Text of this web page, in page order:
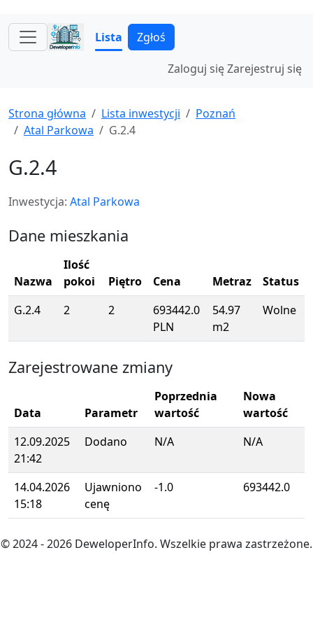
Lista Zgłoś
Zaloguj sięZarejestruj się
Strona główna Lista inwestycji
Poznań
Atal Parkowa
G.2.4
G.2.4
Inwestycja: Atal Parkowa
Dane mieszkania
Nazwa
Ilość
pokoi
Piętro Cena Metraz
Status
G.2.4
2 2
693442.0
PLN
54.97
m2
Wolne
Zarejestrowane zmiany
Data Parametr
Poprzednia
wartość
Nowa
wartość
12.09.2025
21:42
Dodano N/A N/A
14.04.2026
15:18
Ujawniono
cenę
-1.0 693442.0
© 2024- 2026 DeweloperInfo. Wszelkie prawa zastrzeżone.